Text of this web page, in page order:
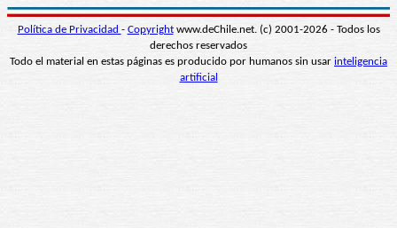
Política de Privacidad - Copyrightwww.deChile.net. (c) 2001-2026 - Todos los
derechos reservados
Todo el material en estas páginas es producido por humanos sin usar inteligencia
artificial